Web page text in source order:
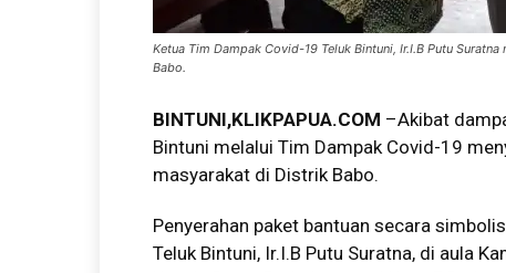
Ketua Tim Dampak Covid-19 Teluk Bintuni, Ir.I.B Putu
Babo.
BINTUNI,KLIKPAPUA.COM –Akibat
Bintuni melalui Tim Dampak Covid-19
masyarakat di Distrik Babo.
Penyerahan paket bantuan secara
Teluk Bintuni, Ir.I.B Putu Suratna, di aula